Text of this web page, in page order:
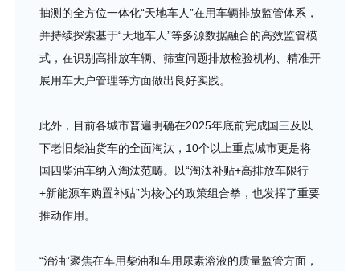
抽测的全方位一体化“天地车人”在用车辆排放监管体系，
并持续探索基于“天地车人”等多源数据融合的高效监管模
式，在识别高排放车辆、筛查问题排放检验机构、精准开
展用车大户管理等方面做出良好实践。
此外，目前各城市普遍明确在2025年底前完成国三及以
下老旧柴油货车的全面淘汰，10个以上重点城市更是将
国四柴油车纳入淘汰范畴。以“淘汰补贴+高排放车限行
+新能源车购置补贴”为核心的政策组合拳，也发挥了重要
推动作用。
“治油”聚焦在车用柴油和车用尿素溶液的质量监管方面，